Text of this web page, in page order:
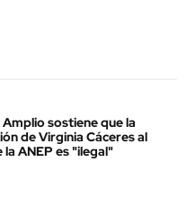
sostiene que la
de Virginia Cáceres al
ANEP es "ilegal"